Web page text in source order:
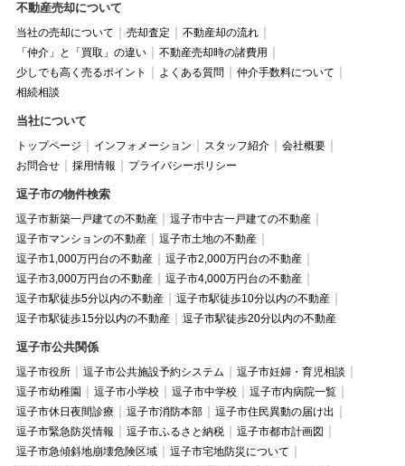
不動産売却について
当社の売却について 売却査定
不動産却の流れ
「仲介」と「買取」の違い
不動産売却時の諸費用
少しでも高く売るポイント
よくある質問
仲介手数料について
相続相談
当社について
トップページ インフォメーション スタッフ紹介
会社概要
お問合せ
採用情報 プライバシーポリシー
逗子市の物件検索
逗子市新築一戸建ての不動産
逗子市中古一戸建ての不動産
逗子市マンションの不動産
逗子市土地の不動産
逗子市1,000万円台の不動産
逗子市2,000万円台の不動産
逗子市3,000万円台の不動産
逗子市4,000万円台の不動産
逗子市駅徒歩5分以内の不動産
逗子市駅徒歩10分以内の不動産
逗子市駅徒歩15分以内の不動産
逗子市駅徒歩20分以内の不動産
逗子市公共関係
逗子市役所 逗子市公共施設予約システム
逗子市妊婦・育児相談
逗子市幼稚園
逗子市小学校 逗子市中学校
逗子市内病院一覧
逗子市休日夜間診療
逗子市消防本部
逗子市住民異動の届け出
逗子市緊急防災情報
逗子市ふるさと納税
逗子市都市計画図
逗子市急傾斜地崩壊危険区域
逗子市宅地防災について